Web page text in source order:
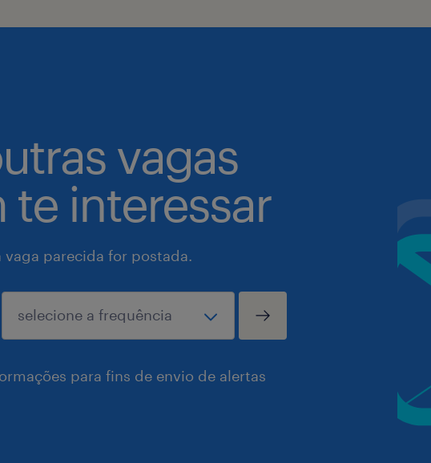
vagas
interessar
parecida for postada.
para fins de envio de alertas